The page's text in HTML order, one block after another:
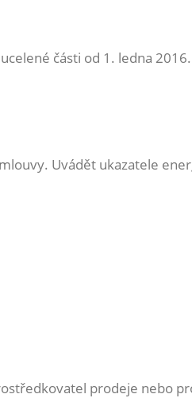
části od 1. ledna 2016.
Uvádět ukazatele
prodeje nebo